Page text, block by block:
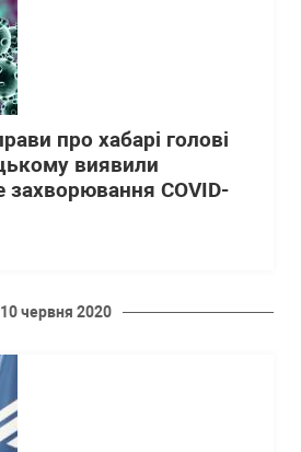
про хабарі голові
виявили
захворювання COVID-
10 червня 2020